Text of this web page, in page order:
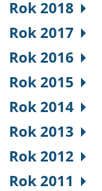
Rok 2018
Rok 2017
Rok 2016
Rok 2015
Rok 2014
Rok 2013
Rok 2012
Rok 2011